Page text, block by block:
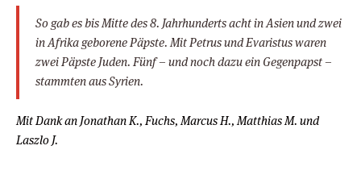
So gab es bis Mitte des 8. Jahrhunderts acht in Asien und zwei
in Afrika geborene Päpste. Mit Petrus und Evaristus waren
zwei Päpste Juden. Fünf – und noch dazu ein Gegenpapst –
stammten aus Syrien.
Mit Dank an Jonathan K., Fuchs, Marcus H., Matthias M. und
Laszlo J.